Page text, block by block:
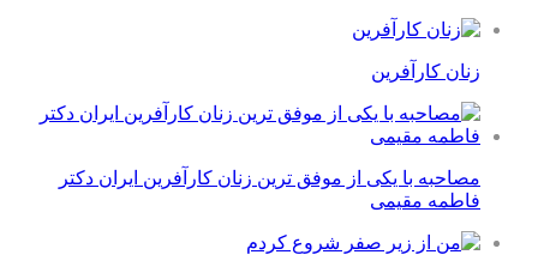
زنان کارآفرین
مصاحبه با یکی از موفق ترین زنان کارآفرین ایران دکتر
فاطمه مقیمی